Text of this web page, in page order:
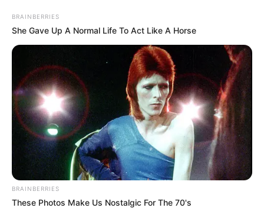
Posted
in
Friss hírek
Váratlan helyen jelent meg
Orbán Viktor, erre senki nem
számított
bySzerző • May 18, 2026
BRAINBERRIES
She Gave Up A Normal Life To Act Like A Horse
BRAINBERRIES
These Photos Make Us Nostalgic For The 70's